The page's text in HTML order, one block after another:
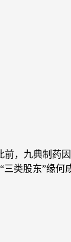
前，九典制
类股东”缘